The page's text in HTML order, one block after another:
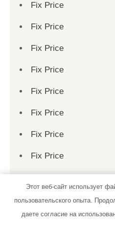
Fix Price
Fix Price
Fix Price
Fix Price
Fix Price
Fix Price
Fix Price
Fix Price
Fix Price
Fix Price
Этот веб-сайт использует
пользовательского опыта.
даете согласие на